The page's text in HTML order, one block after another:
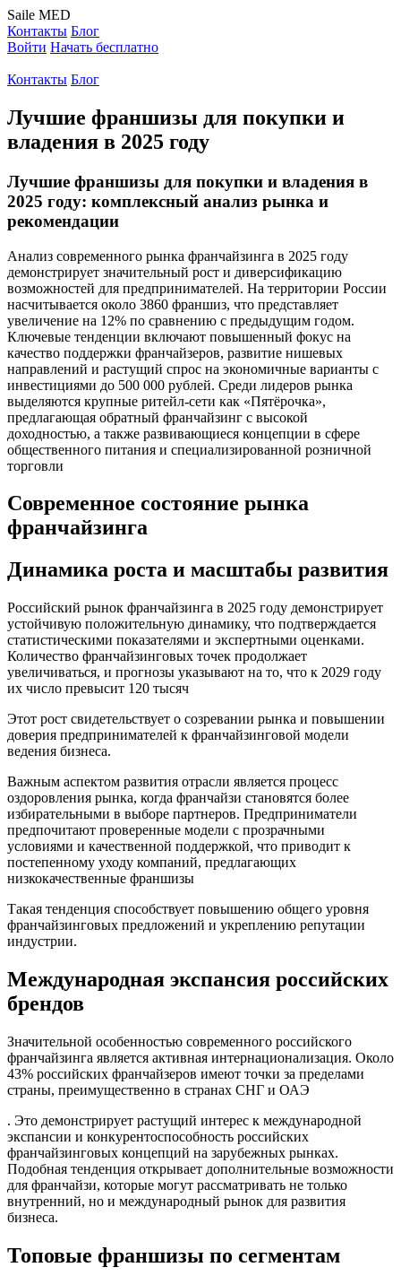
Saile MED
Контакты Блог
Войти Начать бесплатно
Контакты Блог
Лучшие франшизы для покупки и
владения в 2025 году
Лучшие франшизы для покупки и владения в
2025 году: комплексный анализ рынка и
рекомендации
Анализ современного рынка франчайзинга в 2025 году
демонстрирует значительный рост и диверсификацию
возможностей для предпринимателей. На территории России
насчитывается около 3860 франшиз, что представляет
увеличение на 12% по сравнению с предыдущим годом.
Ключевые тенденции включают повышенный фокус на
качество поддержки франчайзеров, развитие нишевых
направлений и растущий спрос на экономичные варианты с
инвестициями до 500 000 рублей. Среди лидеров рынка
выделяются крупные ритейл-сети как «Пятёрочка»,
предлагающая обратный франчайзинг с высокой
доходностью, а также развивающиеся концепции в сфере
общественного питания и специализированной розничной
торговли
Современное состояние рынка
франчайзинга
Динамика роста и масштабы развития
Российский рынок франчайзинга в 2025 году демонстрирует
устойчивую положительную динамику, что подтверждается
статистическими показателями и экспертными оценками.
Количество франчайзинговых точек продолжает
увеличиваться, и прогнозы указывают на то, что к 2029 году
их число превысит 120 тысяч
Этот рост свидетельствует о созревании рынка и повышении
доверия предпринимателей к франчайзинговой модели
ведения бизнеса.
Важным аспектом развития отрасли является процесс
оздоровления рынка, когда франчайзи становятся более
избирательными в выборе партнеров. Предприниматели
предпочитают проверенные модели с прозрачными
условиями и качественной поддержкой, что приводит к
постепенному уходу компаний, предлагающих
низкокачественные франшизы
Такая тенденция способствует повышению общего уровня
франчайзинговых предложений и укреплению репутации
индустрии.
Международная экспансия российских
брендов
Значительной особенностью современного российского
франчайзинга является активная интернационализация. Около
43% российских франчайзеров имеют точки за пределами
страны, преимущественно в странах СНГ и ОАЭ
. Это демонстрирует растущий интерес к международной
экспансии и конкурентоспособность российских
франчайзинговых концепций на зарубежных рынках.
Подобная тенденция открывает дополнительные возможности
для франчайзи, которые могут рассматривать не только
внутренний, но и международный рынок для развития
бизнеса.
Топовые франшизы по сегментам